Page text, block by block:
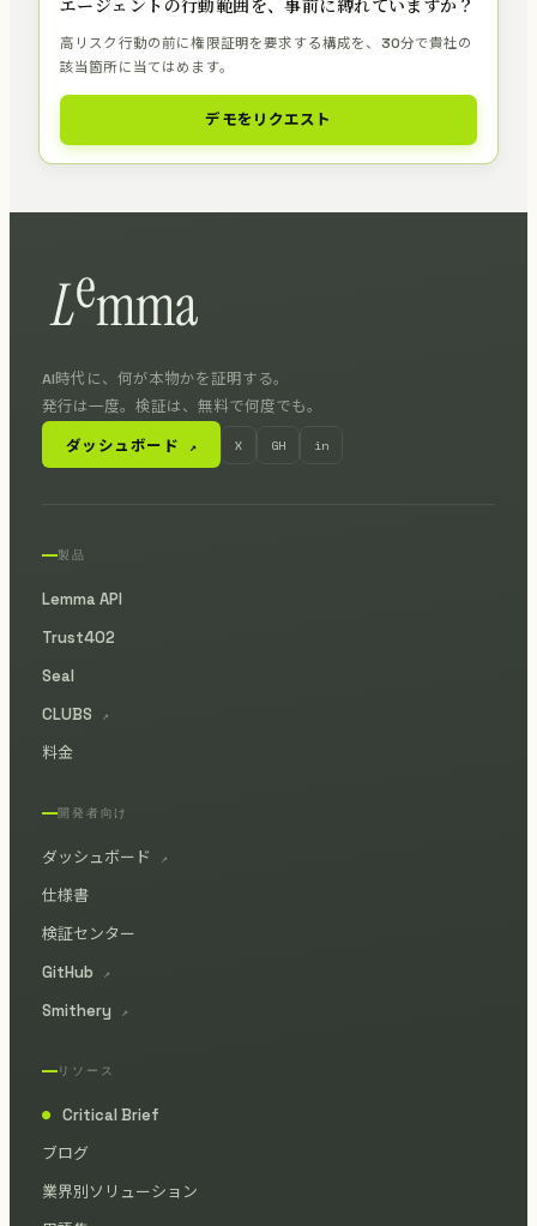
エージェントの行動範囲を、事前に縛れていますか？
高リスク行動の前に権限証明を要求する構成を、30分で貴社の
該当箇所に当てはめます。
デモをリクエスト
AI時代に、何が本物かを証明する。
発行は一度。検証は、無料で何度でも。
ダッシュボード ↗ X GH in
製品
Lemma API
Trust402
Seal
CLUBS
↗
料金
開発者向け
ダッシュボード ↗
仕様書
検証センター
GitHub
↗
Smithery ↗
リソース
●
Critical Brief
ブログ
業界別ソリューション